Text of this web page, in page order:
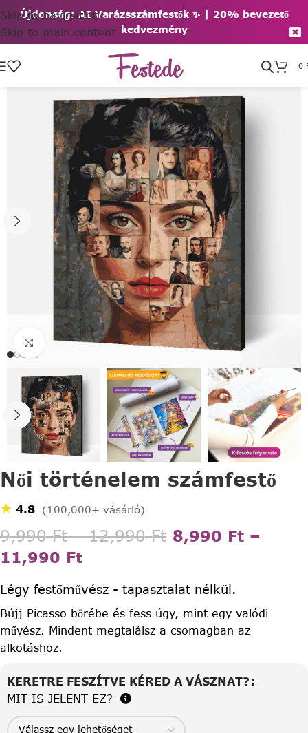
Újdonság: AI Varázsszámfestők ✨ | 20% bevezető
kedvezmény
Skip to navigation
Skip to main content
0
Click to enlarge
Női történelem számfestő
★ 4.8 (100,000+ vásárló)
9,990Ft – 12,990Ft 8,990 Ft –
11,990 Ft
Légy festőművész - tapasztalat nélkül.
Bújj Picasso bőrébe és fess úgy, mint egy valódi
művész. Mindent megtalálsz a csomagban az
alkotáshoz.
KERETRE FESZÍTVE KÉRED A VÁSZNAT?
MIT IS JELENT EZ?